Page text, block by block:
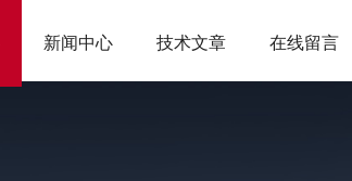
新闻中心 技术文章 在线留言